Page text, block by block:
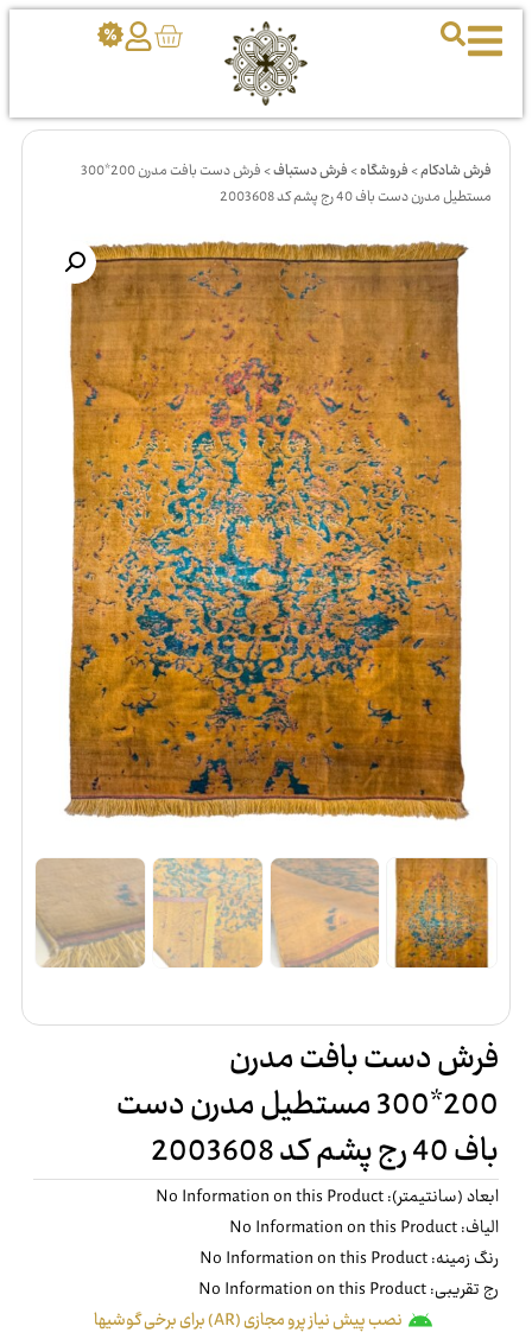
فرش شادکام>فروشگاه>فرش دستباف>
فرش دست بافت مدرن 200*300
مستطيل مدرن دست باف 40 رج پشم کد 2003608
فرش دست بافت مدرن
200*300 مستطيل مدرن دست
باف 40 رج پشم کد 2003608
ابعاد (سانتیمتر): No Information on this Product
الیاف: No Information on this Product
رنگ زمینه: No Information on this Product
رج تقریبی: No Information on this Product
نصب پیش نیاز پرو مجازی (AR) برای برخی گوشیها